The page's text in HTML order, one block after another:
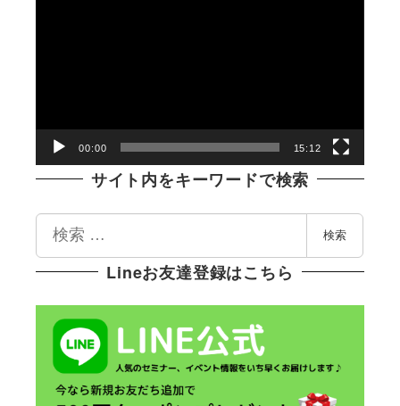
00:00 15:12
サイト内をキーワードで検索
検
検索
Lineお友達登録はこちら